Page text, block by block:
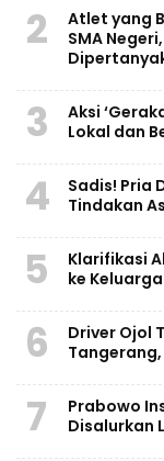
2
Atlet yang
SMA
3
Aksi
Lokal dan
4
Sadis! Pria
Tindakan
5
Klarifikasi
ke
6
Driver Ojol
7
Prabowo
Disalurkan